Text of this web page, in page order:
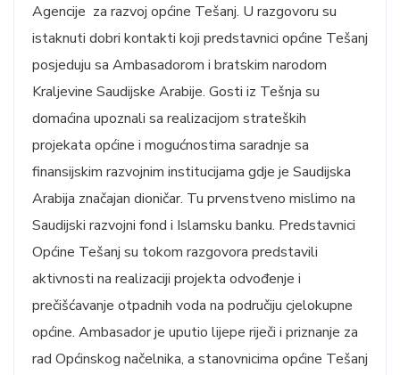
Agencije za razvoj općine Tešanj. U razgovoru su
istaknuti dobri kontakti koji predstavnici općine Tešanj
posjeduju sa Ambasadorom i bratskim narodom
Kraljevine Saudijske Arabije. Gosti iz Tešnja su
domaćina upoznali sa realizacijom strateških
projekata općine i mogućnostima saradnje sa
finansijskim razvojnim institucijama gdje je Saudijska
Arabija značajan dioničar. Tu prvenstveno mislimo na
Saudijski razvojni fond i Islamsku banku. Predstavnici
Općine Tešanj su tokom razgovora predstavili
aktivnosti na realizaciji projekta odvođenje i
prečišćavanje otpadnih voda na područiju cjelokupne
općine. Ambasador je uputio lijepe riječi i priznanje za
rad Općinskog načelnika, a stanovnicima općine Tešanj